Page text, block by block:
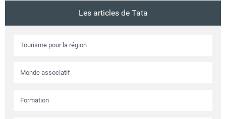
Les articles de Tata
Tourisme pour la région
Monde associatif
Formation